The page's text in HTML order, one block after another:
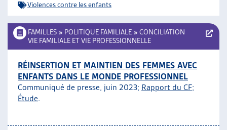
Violences contre les enfants
FAMILLES » POLITIQUE FAMILIALE » CONCILIATION
VIE FAMILIALE ET VIE PROFESSIONNELLE
RÉINSERTION ET MAINTIEN DES FEMMES AVEC
ENFANTS DANS LE MONDE PROFESSIONNEL
Communiqué de presse, juin 2023; Rapport du CF;
Étude.